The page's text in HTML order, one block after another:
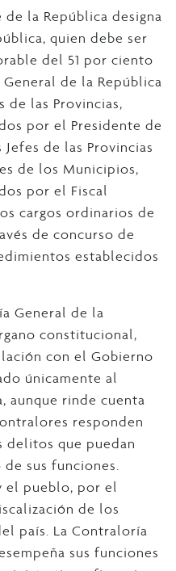
de la República designa
quien debe ser
del 51 por ciento
de la República
de las Provincias,
por el Presidente de
de las Provincias
de los Municipios,
por el Fiscal
cargos ordinarios de
de concurso de
establecidos
General de la
constitucional,
con el Gobierno
únicamente al
aunque rinde cuenta
responden
delitos que puedan
sus funciones.
el pueblo, por el
de los
país. La Contraloría
sus funciones